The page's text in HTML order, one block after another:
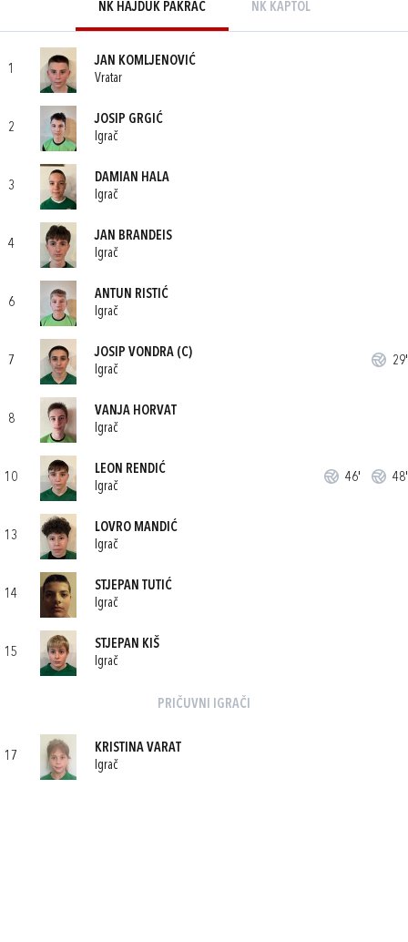
NK HAJDUK PAKRAC NK KAPTOL
1
JAN KOMLJENOVIĆ
Vratar
2
JOSIP GRGIĆ
Igrač
3
DAMIAN HALA
Igrač
4
JAN BRANDEIS
Igrač
6
ANTUN RISTIĆ
Igrač
7
JOSIP VONDRA (C)
Igrač
29'
8
VANJA HORVAT
Igrač
10
LEON RENDIĆ
Igrač
46' 48'
13
LOVRO MANDIĆ
Igrač
14
STJEPAN TUTIĆ
Igrač
15
STJEPAN KIŠ
Igrač
PRIČUVNI IGRAČI
17
KRISTINA VARAT
Igrač